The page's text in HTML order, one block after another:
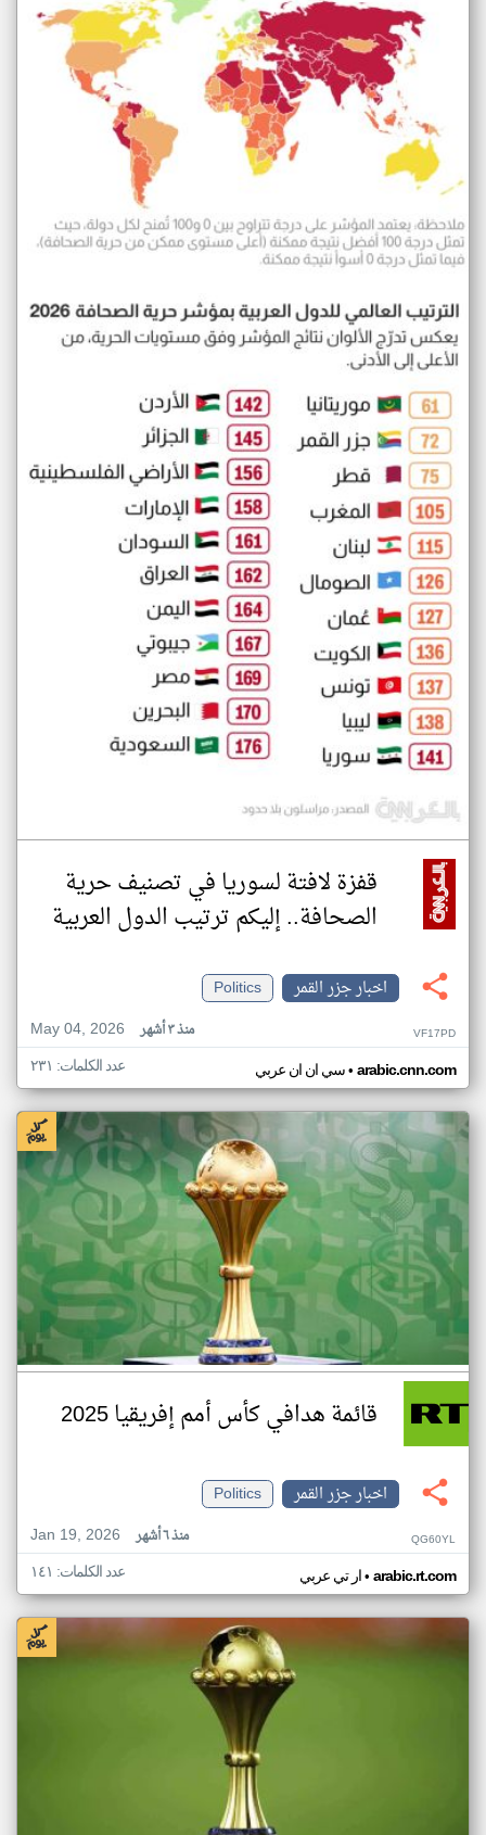
قفزة لافتة لسوريا في تصنيف حرية
الصحافة.. إليكم ترتيب الدول العربية
اخبار جزر القمر
Politics
May 04, 2026
منذ ٣ أشهر VF17PD
سي ان ان عربي• arabic.cnn.com عدد الكلمات: ٢٣١
قائمة هدافي كأس أمم إفريقيا 2025
اخبار جزر القمر
Politics
Jan 19, 2026
منذ ٦ أشهر QG60YL
ار تي عربي• arabic.rt.com عدد الكلمات: ١٤١